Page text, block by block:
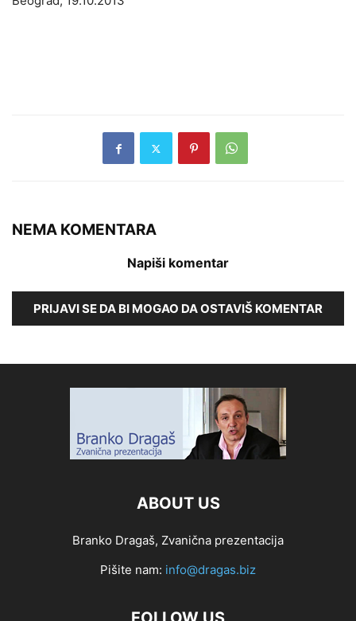
NEMA KOMENTARA
Napiši komentar
PRIJAVI SE DA BI MOGAO DA OSTAVIŠ KOMENTAR
ABOUT US
Branko Dragaš, Zvanična prezentacija
Pišite nam: info@dragas.biz